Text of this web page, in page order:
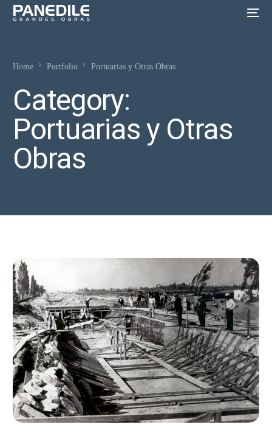
Home Portfolio Portuarias y Otras Obras
Category:
Portuarias y Otras
Obras